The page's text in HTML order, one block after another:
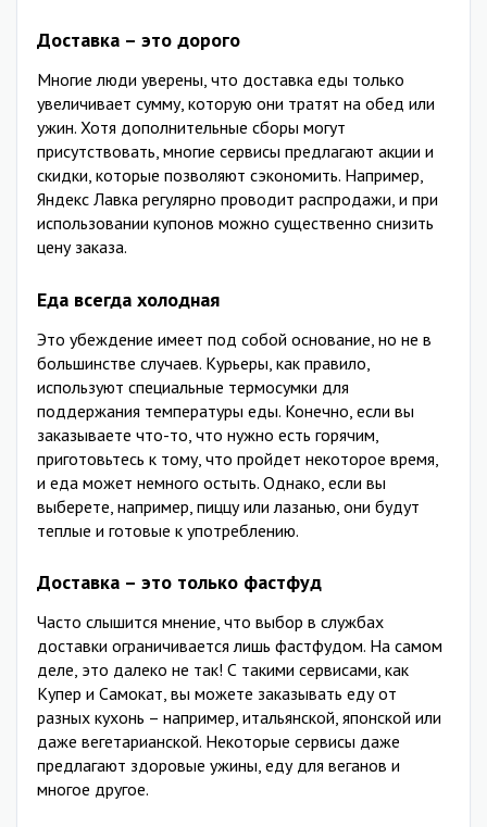
Доставка – это дорого
Многие люди уверены, что доставка еды только
увеличивает сумму, которую они тратят на обед или
ужин. Хотя дополнительные сборы могут
присутствовать, многие сервисы предлагают акции и
скидки, которые позволяют сэкономить. Например,
Яндекс Лавка регулярно проводит распродажи, и при
использовании купонов можно существенно снизить
цену заказа.
Еда всегда холодная
Это убеждение имеет под собой основание, но не в
большинстве случаев. Курьеры, как правило,
используют специальные термосумки для
поддержания температуры еды. Конечно, если вы
заказываете что-то, что нужно есть горячим,
приготовьтесь к тому, что пройдет некоторое время,
и еда может немного остыть. Однако, если вы
выберете, например, пиццу или лазанью, они будут
теплые и готовые к употреблению.
Доставка – это только фастфуд
Часто слышится мнение, что выбор в службах
доставки ограничивается лишь фастфудом. На самом
деле, это далеко не так! С такими сервисами, как
Купер и Самокат, вы можете заказывать еду от
разных кухонь – например, итальянской, японской или
даже вегетарианской. Некоторые сервисы даже
предлагают здоровые ужины, еду для веганов и
многое другое.